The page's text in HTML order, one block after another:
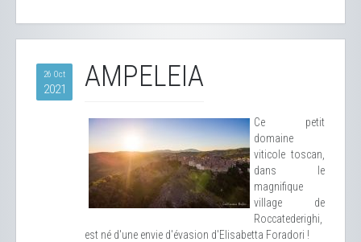
26 Oct
2021 AMPELEIA
Ce petit
domaine
viticole toscan,
dans le
magnifique
village de
Roccatederighi,
est né d'une envie d'évasion d'Elisabetta Foradori !